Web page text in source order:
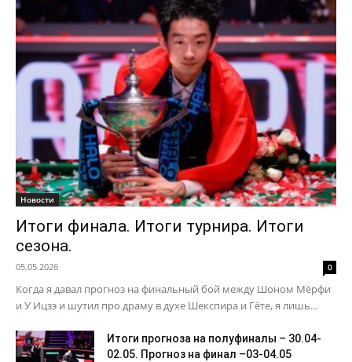
Новости
Итоги финала. Итоги турнира. Итоги
сезона.
05.05.2026 0
Когда я давал прогноз на финальный бой между Шоном Мёрфи
и У Ицзэ и шутил про драму в духе Шекспира и Гёте, я лишь...
Итоги прогноза на полуфиналы – 30.04-
02.05. Прогноз на финал –03-04.05